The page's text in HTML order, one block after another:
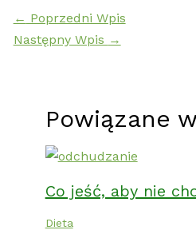
← Poprzedni Wpis
Następny Wpis →
Powiązane
Co jeść, aby nie
Dieta